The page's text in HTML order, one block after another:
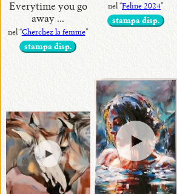
Everytime you go
away ...
nel “Cherchez la femme”
stampa disp.
nel “Feline 2024”
stampa disp.